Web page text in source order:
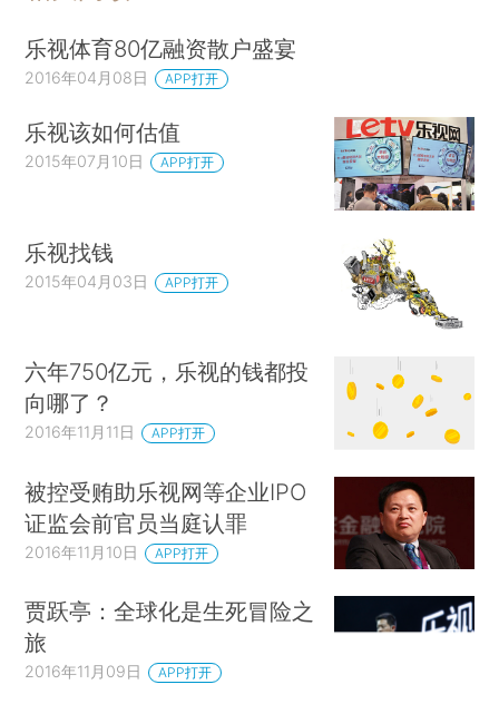
乐视体育80亿融资散户盛宴
2016年04月08日 APP打开
乐视该如何估值
2015年07月10日 APP打开
乐视找钱
2015年04月03日 APP打开
六年750亿元，乐视的钱都投
向哪了？
2016年11月11日 APP打开
被控受贿助乐视网等企业IPO
证监会前官员当庭认罪
2016年11月10日 APP打开
贾跃亭：全球化是生死冒险之
旅
2016年11月09日 APP打开